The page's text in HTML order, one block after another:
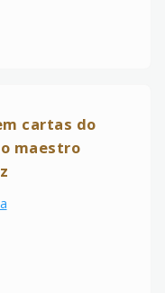
cartas do
maestro